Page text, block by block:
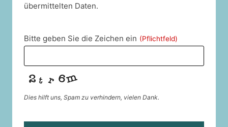
übermittelten Daten.
Bitte geben Sie die Zeichen ein (Pflichtfeld)
Dies hilft uns, Spam zu verhindern, vielen Dank.